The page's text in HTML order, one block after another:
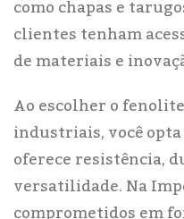
como chapas e
clientes tenham
de materiais e
Ao escolher o
industriais, você
oferece resistência,
versatilidade. Na